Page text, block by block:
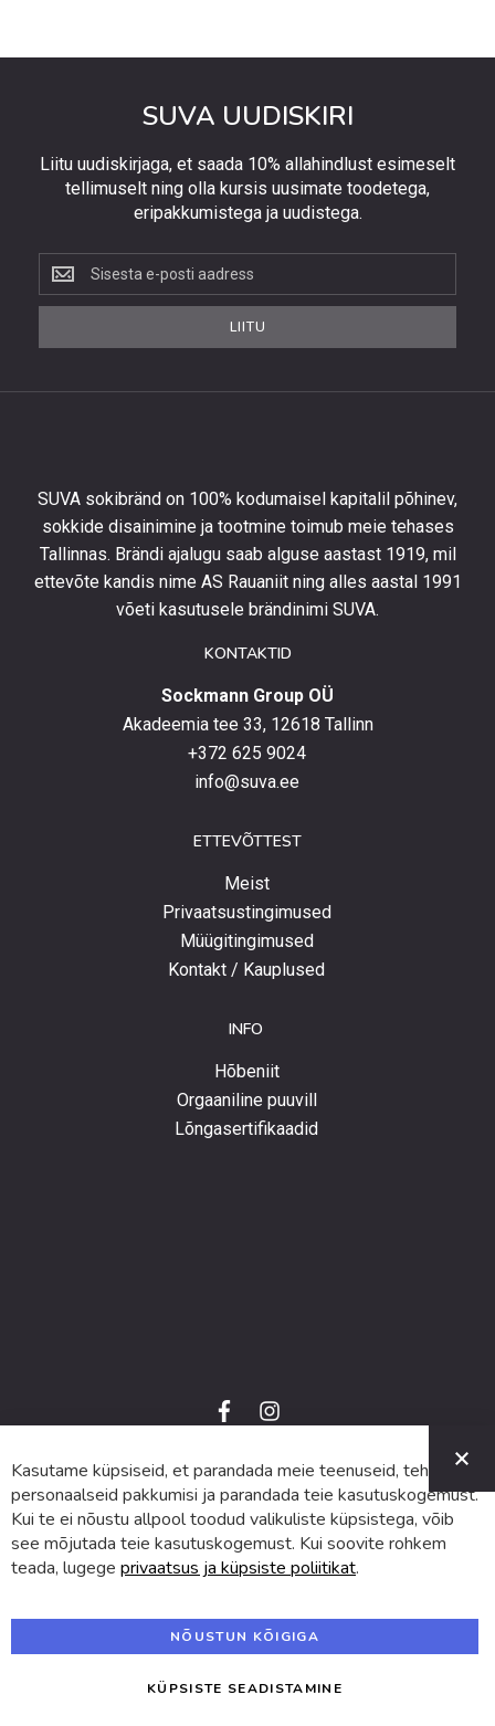
SUVA UUDISKIRI
Liitu uudiskirjaga, et saada 10% allahindlust esimeselt
tellimuselt ning olla kursis uusimate toodetega,
eripakkumistega ja uudistega.
Liitu
uudiskirjaga,
et
kursis
uusimate
toodetega,
eripakkumistega
LIITU
SUVA sokibränd on 100% kodumaisel kapitalil põhinev,
sokkide disainimine ja tootmine toimub meie tehases
Tallinnas. Brändi ajalugu saab alguse aastast 1919, mil
ettevõte kandis nime AS Rauaniit ning alles aastal 1991
võeti kasutusele brändinimi SUVA.
KONTAKTID
Sockmann Group OÜ
Akadeemia tee 33, 12618 Tallinn
+372 625 9024
info@suva.ee
ETTEVÕTTEST
Meist
Privaatsustingimused
Müügitingimused
Kontakt / Kauplused
INFO
Hõbeniit
Orgaaniline puuvill
Lõngasertifikaadid
f
a
e
b
o
o
k
i
n
t
a
g
r
a
m
© 2024 SUVA. Kõik õigused kaitstud.
Kasutame küpsiseid, et parandada meie teenuseid, teha
personaalseid pakkumisi ja parandada teie kasutuskogemust.
Kui te ei nõustu allpool toodud valikuliste küpsistega, võib
see mõjutada teie kasutuskogemust. Kui soovite rohkem
teada, lugege privaatsus ja küpsiste poliitikat.
NÕUSTUN KÕIGIGA
KÜPSISTE SEADISTAMINE